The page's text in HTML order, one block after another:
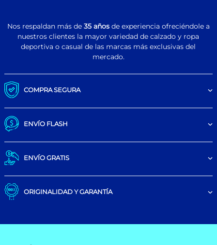
Nos respaldan más de 35 añosde experiencia ofreciéndole a
nuestros clientes la mayor variedad de calzado y ropa
deportiva o casual de las marcas más exclusivas del
mercado.
COMPRA SEGURA
ENVÍO FLASH
ENVÍO GRATIS
ORIGINALIDAD Y GARANTÍA